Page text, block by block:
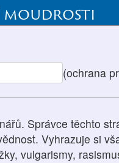
moudrosti
(ochrana
Správce těchto
Vyhrazuje si
vulgarismy,